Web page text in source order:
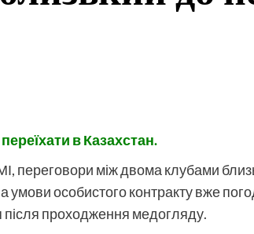
в Казахстан.
переговори між двома клубами
умови особистого контракту вже
після проходження медогляду.